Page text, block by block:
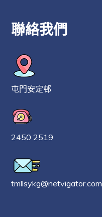
聯絡我們
屯門安定邨
2450 2519
tmllsykg@netvigator.com